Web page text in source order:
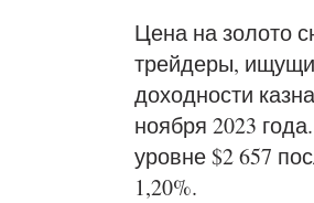
Цена на золото
трейдеры,
доходности
ноября 2023
уровне $2 657
1,20%.